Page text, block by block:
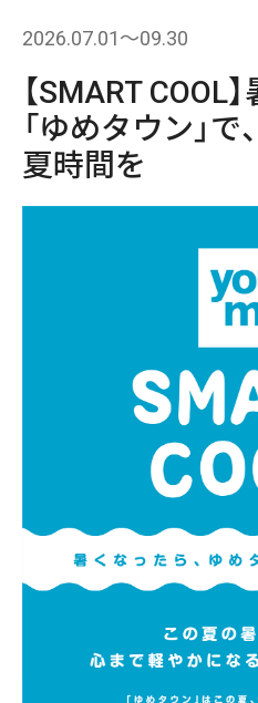
2026.07.01〜09.30
【SMART COOL
「ゆめタウン」
夏時間を